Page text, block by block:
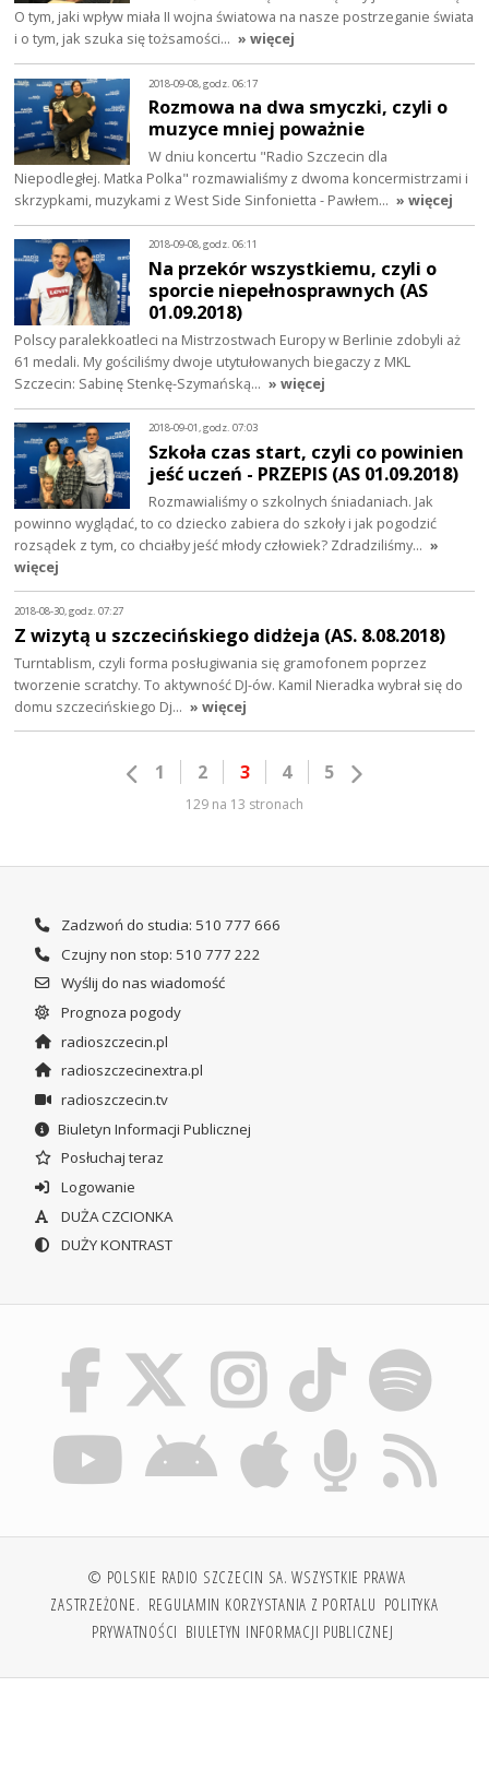
O tym, jaki wpływ miała II wojna światowa na nasze postrzeganie świata
i o tym, jak szuka się tożsamości… » więcej
2018-09-08, godz. 06:17
Rozmowa na dwa smyczki, czyli o
muzyce mniej poważnie
W dniu koncertu "Radio Szczecin dla
Niepodległej. Matka Polka" rozmawialiśmy z dwoma koncermistrzami i
skrzypkami, muzykami z West Side Sinfonietta - Pawłem… » więcej
2018-09-08, godz. 06:11
Na przekór wszystkiemu, czyli o
sporcie niepełnosprawnych (AS
01.09.2018)
Polscy paralekkoatleci na Mistrzostwach Europy w Berlinie zdobyli aż
61 medali. My gościliśmy dwoje utytułowanych biegaczy z MKL
Szczecin: Sabinę Stenkę-Szymańską… » więcej
2018-09-01, godz. 07:03
Szkoła czas start, czyli co powinien
jeść uczeń - PRZEPIS (AS 01.09.2018)
Rozmawialiśmy o szkolnych śniadaniach. Jak
powinno wyglądać, to co dziecko zabiera do szkoły i jak pogodzić
rozsądek z tym, co chciałby jeść młody człowiek? Zdradziliśmy… »
więcej
2018-08-30, godz. 07:27
Z wizytą u szczecińskiego didżeja (AS. 8.08.2018)
Turntablism, czyli forma posługiwania się gramofonem poprzez
tworzenie scratchy. To aktywność DJ-ów. Kamil Nieradka wybrał się do
domu szczecińskiego Dj… » więcej
1 2 3 4 5
129 na 13 stronach
Zadzwoń do studia: 510 777 666
Czujny non stop: 510 777 222
Wyślij do nas wiadomość
Prognoza pogody
radioszczecin.pl
radioszczecinextra.pl
radioszczecin.tv
Biuletyn Informacji Publicznej
Posłuchaj teraz
Logowanie
DUŻA CZCIONKA
DUŻY KONTRAST
© POLSKIE RADIO SZCZECIN SA. WSZYSTKIE PRAWA
ZASTRZEŻONE. REGULAMIN KORZYSTANIA Z PORTALU POLITYKA
PRYWATNOŚCI BIULETYN INFORMACJI PUBLICZNEJ